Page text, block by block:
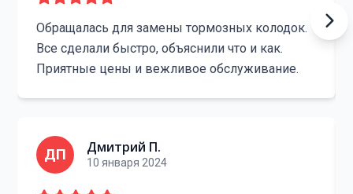
Обращалась для замены тормозных колодок.
Все сделали быстро, объяснили что и как.
Приятные цены и вежливое обслуживание.
ДП Дмитрий П.
10 января 2024